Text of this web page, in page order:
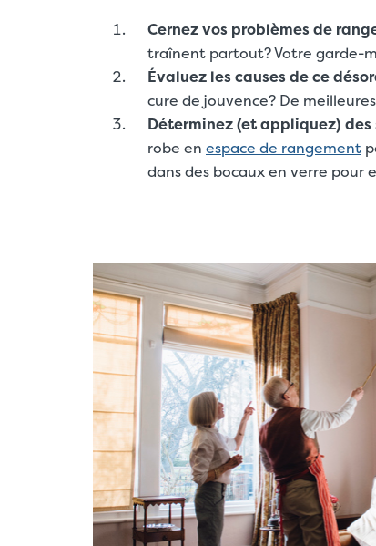
Cernez vos problèmes de
traînent partout? Votre garde-
Évaluez les causes de ce
cure de jouvence? De
Déterminez (et appliquez)
robe en espace de rangement
dans des bocaux en verre pour